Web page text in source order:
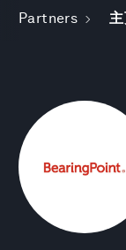
Partners